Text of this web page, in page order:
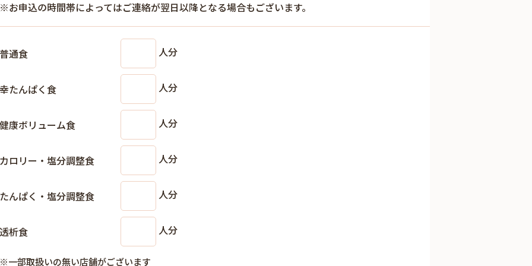
※お申込の時間帯によってはご連絡が翌日以降となる場合もございます。
普通食 人分
幸たんぱく食 人分
健康ボリューム食 人分
カロリー・塩分調整食 人分
たんぱく・塩分調整食 人分
透析食 人分
※一部取扱いの無い店舗がございます